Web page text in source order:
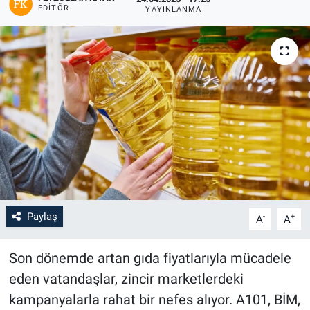
EDITÖR YAYINLANMA
Paylaş A- A+
Son dönemde artan gıda fiyatlarıyla mücadele
eden vatandaşlar, zincir marketlerdeki
kampanyalarla rahat bir nefes alıyor. A101, BİM,